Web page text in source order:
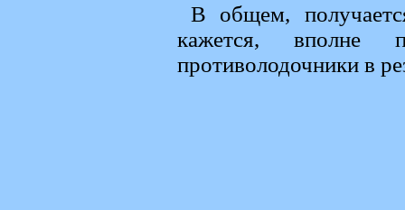
В общем,
кажется, вполне
противолодочники в